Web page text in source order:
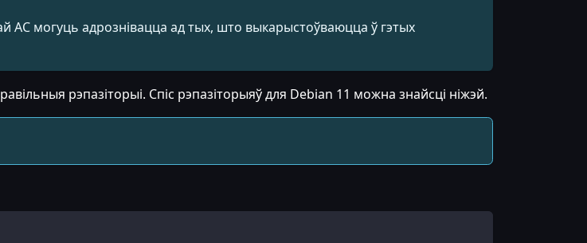
АС могуць адрознівацца ад тых, што выкарыстоўваюцца ў гэтых
рэпазіторыі. Спіс рэпазіторыяў для Debian 11 можна знайсці ніжэй.